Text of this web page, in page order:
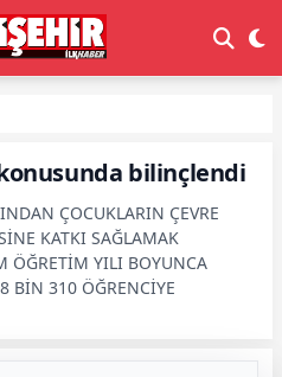
bilinçlendi
ÇOCUKLARIN ÇEVRE
KATKI SAĞLAMAK
ÖĞRETİM YILI BOYUNCA
BİN 310 ÖĞRENCİYE